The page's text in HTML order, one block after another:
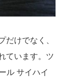
だけでなく、
ています。ツ
ル サイハイ